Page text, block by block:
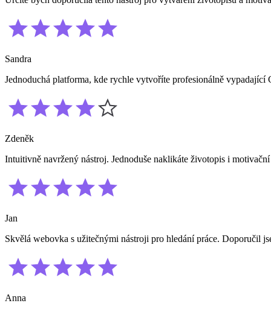
Sandra
Jednoduchá platforma, kde rychle vytvoříte profesionálně
Zdeněk
Intuitivně navržený nástroj. Jednoduše naklikáte životopis i
Jan
Skvělá webovka s užitečnými nástroji pro hledání práce. Doporučil
Anna